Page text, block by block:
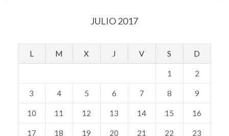
JULIO 2017
L M X J V S D
1 2
3 4 5 6 7 8 9
10 11 12 13 14 15 16
17 18 19 20 21 22 23